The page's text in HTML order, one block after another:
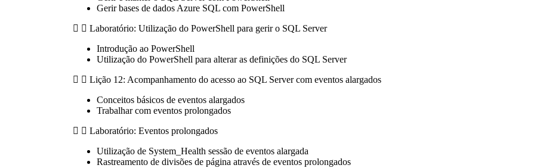
Gerir bases de dados Azure SQL com PowerShell
Laboratório: Utilização do PowerShell para gerir o SQL Server
Introdução ao PowerShell
Utilização do PowerShell para alterar as definições do SQL Server
Lição 12: Acompanhamento do acesso ao SQL Server com eventos alargados
Conceitos básicos de eventos alargados
Trabalhar com eventos prolongados
Laboratório: Eventos prolongados
Utilização de System_Health sessão de eventos alargada
Rastreamento de divisões de página através de eventos prolongados